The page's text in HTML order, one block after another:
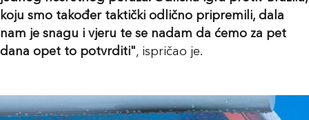
koju smo također taktički odlično pripremili, dala
nam je snagu i vjeru te se nadam da ćemo za pet
dana opet to potvrditi", ispričao je.